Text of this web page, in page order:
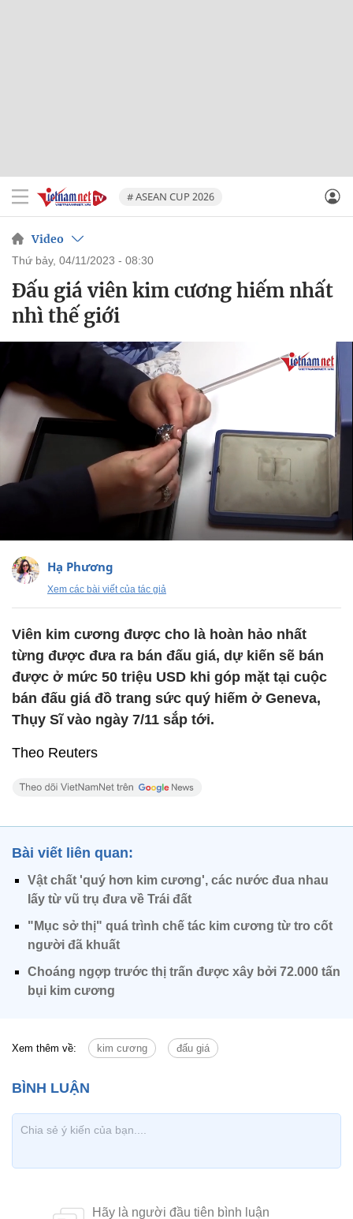
# ASEAN CUP 2026
Video
thứ bảy, 04/11/2023 - 08:30
Đấu giá viên kim cương hiếm nhất
nhì thế giới
Hạ Phương
Xem các bài viết của tác giả
Viên kim cương được cho là hoàn hảo nhất
từng được đưa ra bán đấu giá, dự kiến sẽ bán
được ở mức 50 triệu USD khi góp mặt tại cuộc
bán đấu giá đồ trang sức quý hiếm ở Geneva,
Thụy Sĩ vào ngày 7/11 sắp tới.
Theo Reuters
Bài viết liên quan:
Vật chất 'quý hơn kim cương', các nước đua nhau
lấy từ vũ trụ đưa về Trái đất
"Mục sở thị" quá trình chế tác kim cương từ tro cốt
người đã khuất
Choáng ngợp trước thị trấn được xây bởi 72.000 tấn
bụi kim cương
Xem thêm về: kim cương đấu giá